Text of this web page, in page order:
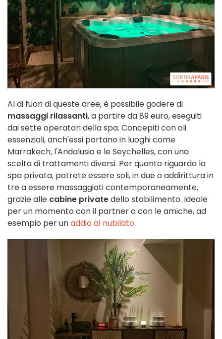
Al di fuori di queste aree, è possibile godere di
massaggi rilassanti, a partire da 89 euro, eseguiti
dai sette operatori della spa. Concepiti con oli
essenziali, anch'essi portano in luoghi come
Marrakech, l'Andalusia e le Seychelles, con una
scelta di trattamenti diversi. Per quanto riguarda la
spa privata, potrete essere soli, in due o addirittura in
tre a essere massaggiati contemporaneamente,
grazie alle cabine privatedello stabilimento. Ideale
per un momento con il partner o con le amiche, ad
esempio per unaddio al nubilato.